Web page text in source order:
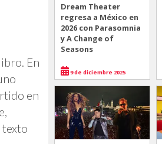
En
en
texto
Dream Theater
regresa a México en
2026 con Parasomnia
y A Change of
Seasons
9 de diciembre 2025